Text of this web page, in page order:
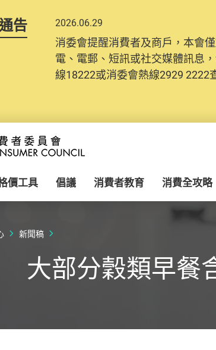
告 2026.06.29
消委會提醒消費者及商戶，本會
電、電郵、短訊或社交媒體訊息
線18222或消委會熱線2929 2222
價工具 倡議 消費者教育 消費全攻略
新聞稿
大部分穀類早餐